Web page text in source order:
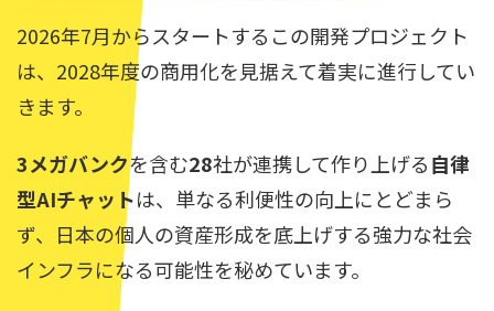
2026年7月からスタートするこの開発プロジェクト
は、2028年度の商用化を見据えて着実に進行してい
きます。
3メガバンクを含む28社が連携して作り上げる自律
型AIチャットは、単なる利便性の向上にとどまら
ず、日本の個人の資産形成を底上げする強力な社会
インフラになる可能性を秘めています。